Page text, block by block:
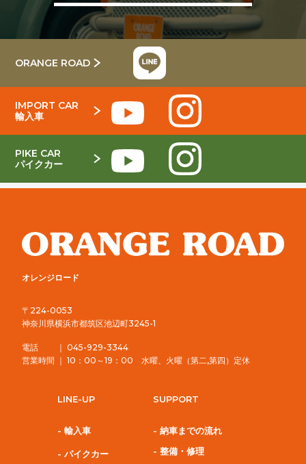
ORANGE ROAD
IMPORT CAR
輸入車
PIKE CAR
パイクカー
オレンジロード
〒224-0053
神奈川県横浜市都筑区池辺町3245-1
電話 ｜ 045-929-3344
営業時間 ｜ 10：00～19：00 水曜、火曜（第二,第四）定休
LINE-UP
- 輸入車
- パイクカー
SUPPORT
- 納車までの流れ
- 整備・修理